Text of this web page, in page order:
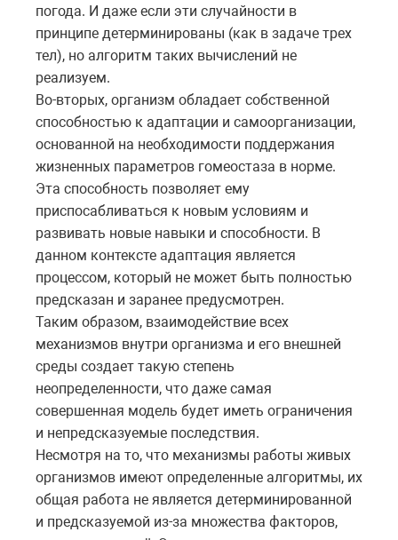
погода. И даже если эти случайности в
принципе детерминированы (как в задаче трех
тел), но алгоритм таких вычислений не
реализуем.
Во-вторых, организм обладает собственной
способностью к адаптации и самоорганизации,
основанной на необходимости поддержания
жизненных параметров гомеостаза в норме.
Эта способность позволяет ему
приспосабливаться к новым условиям и
развивать новые навыки и способности. В
данном контексте адаптация является
процессом, который не может быть полностью
предсказан и заранее предусмотрен.
Таким образом, взаимодействие всех
механизмов внутри организма и его внешней
среды создает такую степень
неопределенности, что даже самая
совершенная модель будет иметь ограничения
и непредсказуемые последствия.
Несмотря на то, что механизмы работы живых
организмов имеют определенные алгоритмы, их
общая работа не является детерминированной
и предсказуемой из-за множества факторов,